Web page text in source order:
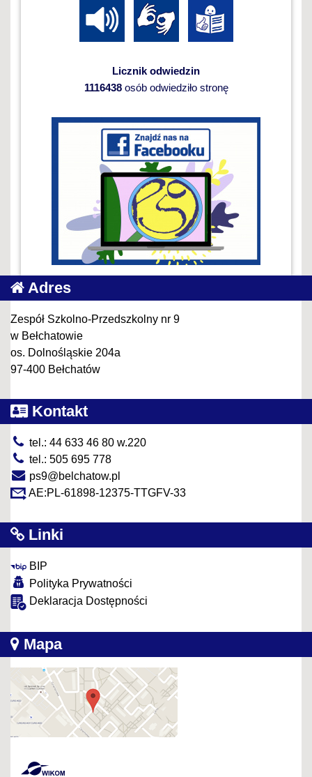
Licznik odwiedzin
1116438osób odwiedziło stronę
Adres
Zespół Szkolno-Przedszkolny nr 9
w Bełchatowie
os. Dolnośląskie 204a
97-400 Bełchatów
Kontakt
tel.: 44 633 46 80 w.220
tel.: 505 695 778
ps9@belchatow.pl
AE:PL-61898-12375-TTGFV-33
Linki
BIP
Polityka Prywatności
Deklaracja Dostępności
Mapa